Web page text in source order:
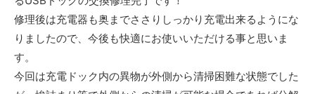
修理後は充電器も奥までささりしっかり充電出来るようにな
りましたので、今後も快適にお使いいただける事と思いま
す。
今回は充電ドック内の異物が外側から清掃困難な状態でした